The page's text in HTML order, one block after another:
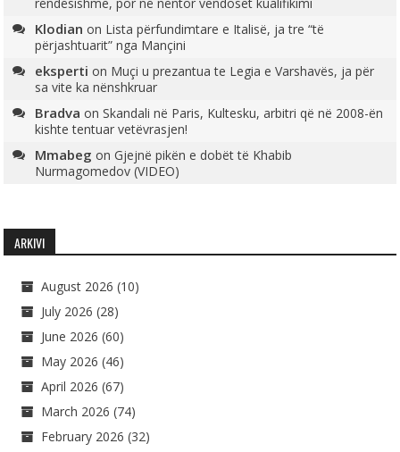
rëndësishme, por në nëntor vendoset kualifikimi
Klodian on Lista përfundimtare e Italisë, ja tre “të
përjashtuarit” nga Mançini
eksperti on Muçi u prezantua te Legia e Varshavës, ja për
sa vite ka nënshkruar
Bradva onSkandali në Paris, Kultesku, arbitri që në 2008-ën
kishte tentuar vetëvrasjen!
Mmabeg onGjejnë pikën e dobët të Khabib
Nurmagomedov (VIDEO)
ARKIVI
August 2026 (10)
July 2026 (28)
June 2026 (60)
May 2026 (46)
April 2026 (67)
March 2026 (74)
February 2026 (32)